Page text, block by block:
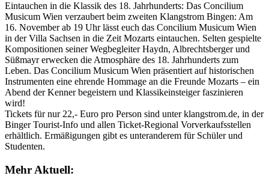
Eintauchen in die Klassik des 18. Jahrhunderts: Das Concilium
Musicum Wien verzaubert beim zweiten Klangstrom Bingen: Am
16. November ab 19 Uhr lässt euch das Concilium Musicum Wien
in der Villa Sachsen in die Zeit Mozarts eintauchen. Selten gespielte
Kompositionen seiner Wegbegleiter Haydn, Albrechtsberger und
Süßmayr erwecken die Atmosphäre des 18. Jahrhunderts zum
Leben. Das Concilium Musicum Wien präsentiert auf historischen
Instrumenten eine ehrende Hommage an die Freunde Mozarts – ein
Abend der Kenner begeistern und Klassikeinsteiger faszinieren
wird!
Tickets für nur 22,- Euro pro Person sind unter klangstrom.de, in der
Binger Tourist-Info und allen Ticket-Regional Vorverkaufsstellen
erhältlich. Ermäßigungen gibt es unteranderem für Schüler und
Studenten.
Mehr Aktuell: